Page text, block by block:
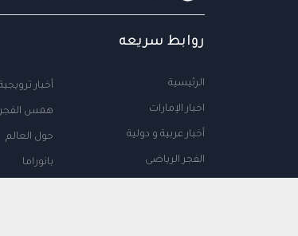
روابط سريعه
الرئيسية
اخبار الإمارات
أخبار عربية و دولية
الفجر الرياضى
أخبار
همس الفجر
حول العالم
بانوراما